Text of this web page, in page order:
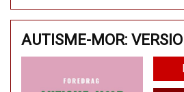
AUTISME-MOR: